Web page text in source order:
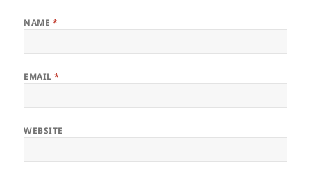
NAME *
EMAIL*
WEBSITE